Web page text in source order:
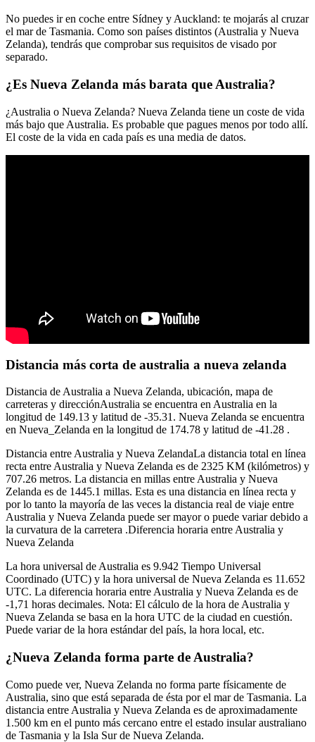
No puedes ir en coche entre Sídney y Auckland: te mojarás al cruzar
el mar de Tasmania. Como son países distintos (Australia y Nueva
Zelanda), tendrás que comprobar sus requisitos de visado por
separado.
¿Es Nueva Zelanda más barata que Australia?
¿Australia o Nueva Zelanda? Nueva Zelanda tiene un coste de vida
más bajo que Australia. Es probable que pagues menos por todo allí.
El coste de la vida en cada país es una media de datos.
Distancia más corta de australia a nueva zelanda
Distancia de Australia a Nueva Zelanda, ubicación, mapa de
carreteras y direcciónAustralia se encuentra en Australia en la
longitud de 149.13 y latitud de -35.31. Nueva Zelanda se encuentra
en Nueva_Zelanda en la longitud de 174.78 y latitud de -41.28 .
Distancia entre Australia y Nueva ZelandaLa distancia total en línea
recta entre Australia y Nueva Zelanda es de 2325 KM (kilómetros) y
707.26 metros. La distancia en millas entre Australia y Nueva
Zelanda es de 1445.1 millas. Esta es una distancia en línea recta y
por lo tanto la mayoría de las veces la distancia real de viaje entre
Australia y Nueva Zelanda puede ser mayor o puede variar debido a
la curvatura de la carretera .Diferencia horaria entre Australia y
Nueva Zelanda
La hora universal de Australia es 9.942 Tiempo Universal
Coordinado (UTC) y la hora universal de Nueva Zelanda es 11.652
UTC. La diferencia horaria entre Australia y Nueva Zelanda es de
-1,71 horas decimales. Nota: El cálculo de la hora de Australia y
Nueva Zelanda se basa en la hora UTC de la ciudad en cuestión.
Puede variar de la hora estándar del país, la hora local, etc.
¿Nueva Zelanda forma parte de Australia?
Como puede ver, Nueva Zelanda no forma parte físicamente de
Australia, sino que está separada de ésta por el mar de Tasmania. La
distancia entre Australia y Nueva Zelanda es de aproximadamente
1.500 km en el punto más cercano entre el estado insular australiano
de Tasmania y la Isla Sur de Nueva Zelanda.